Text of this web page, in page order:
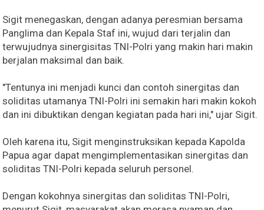
Sigit menegaskan, dengan adanya peresmian bersama
Panglima dan Kepala Staf ini, wujud dari terjalin dan
terwujudnya sinergisitas TNI-Polri yang makin hari makin
berjalan maksimal dan baik.
"Tentunya ini menjadi kunci dan contoh sinergitas dan
soliditas utamanya TNI-Polri ini semakin hari makin kokoh
dan ini dibuktikan dengan kegiatan pada hari ini," ujar Sigit.
Oleh karena itu, Sigit menginstruksikan kepada Kapolda
Papua agar dapat mengimplementasikan sinergitas dan
soliditas TNI-Polri kepada seluruh personel.
Dengan kokohnya sinergitas dan soliditas TNI-Polri,